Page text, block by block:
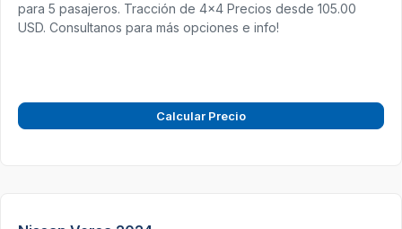
para 5 pasajeros. Tracción de 4x4 Precios desde 105.00
USD. Consultanos para más opciones e info!
Calcular Precio